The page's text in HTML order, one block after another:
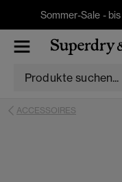
Sommer-Sale -
ACCESSOIRES